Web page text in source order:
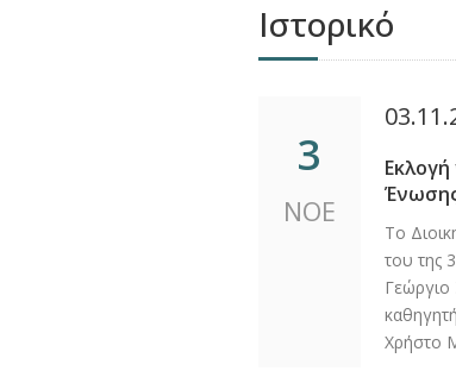
Ιστορικό
3
ΝΟΕ
Το
του της
Γεώργιο
Χρήστο